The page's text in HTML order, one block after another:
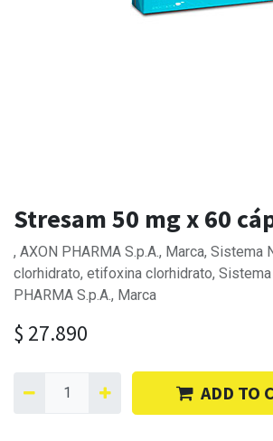
Stresam 50 mg x 60
, AXON PHARMA S.p.A., Marca,
clorhidrato, etifoxina clorhidrato,
PHARMA S.p.A., Marca
$ 27.890
ADD TO